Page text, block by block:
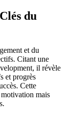
du
et du
Citant une
il révèle
et progrès
Cette
mais